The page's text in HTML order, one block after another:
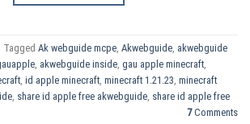
Tagged Ak webguide mcpe, Akwebguide, akwebguide
, akwebguide inside, gau apple minecraft,
, id apple minecraft, minecraft 1.21.23, minecraft
, share id apple free akwebguide, share id apple free
7Comments